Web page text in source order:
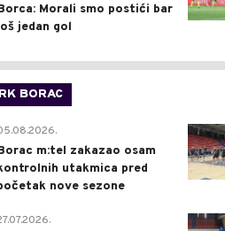
Morali smo postići bar
jedan gol
RK BORAC
m:tel zakazao osam
utakmica pred
nove sezone